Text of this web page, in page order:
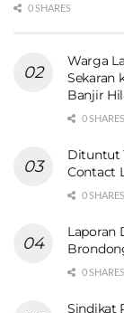
0 SHARES
Warga
Sekaran
Banjir
0 SHARES
Dituntut
Contact
0 SHARES
Laporan
0 SHARES
Sindikat